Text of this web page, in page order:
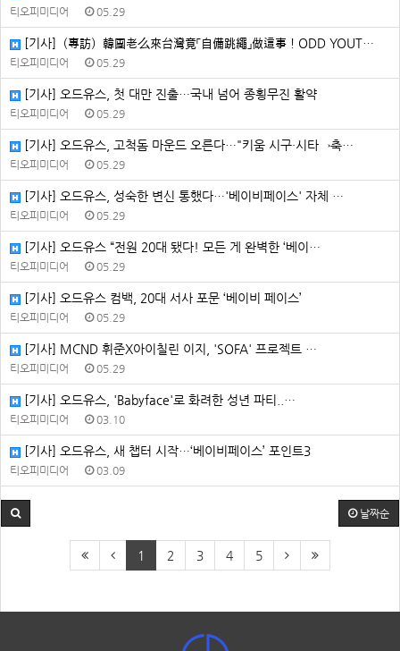
티오피미디어 05.29
[기사]（專訪）韓團老么來台灣竟「自備跳繩」做這事！ODD YOUT…
티오피미디어 05.29
[기사] 오드유스, 첫 대만 진출…국내 넘어 종횡무진 활약
티오피미디어 05.29
[기사] 오드유스, 고척돔 마운드 오른다…"키움 시구·시타→축…
티오피미디어 05.29
[기사] 오드유스, 성숙한 변신 통했다…'베이비페이스' 자체 …
티오피미디어 05.29
[기사] 오드유스 “전원 20대 됐다! 모든 게 완벽한 ‘베이…
티오피미디어 05.29
[기사] 오드유스 컴백, 20대 서사 포문 ‘베이비 페이스’
티오피미디어 05.29
[기사] MCND 휘준X아이칠린 이지, 'SOFA' 프로젝트 …
티오피미디어 05.29
[기사] 오드유스, 'Babyface'로 화려한 성년 파티..…
티오피미디어 03.10
[기사] 오드유스, 새 챕터 시작…‘베이비페이스’ 포인트3
티오피미디어 03.09
날짜순
1 2 3 4 5